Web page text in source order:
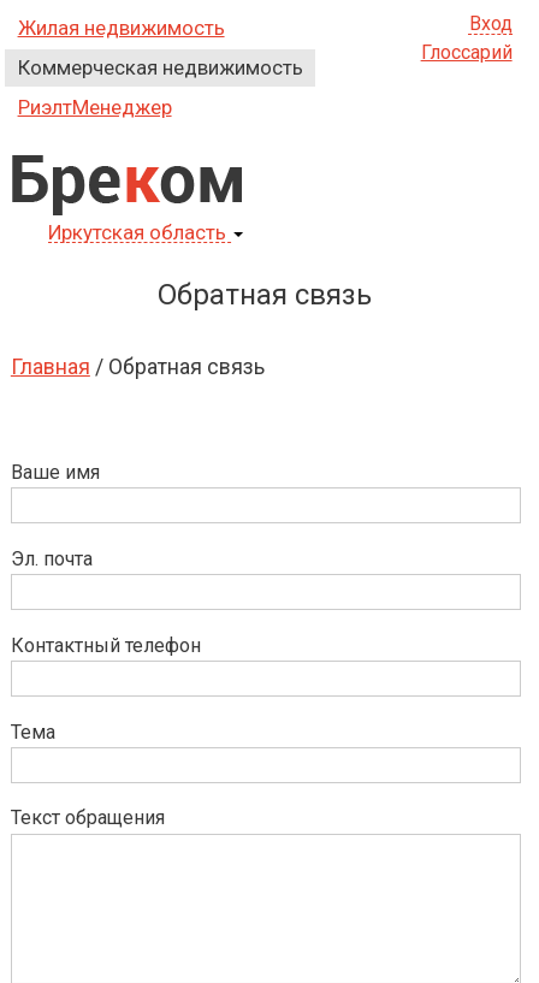
Жилая недвижимость
Коммерческая недвижимость
РиэлтМенеджер
Вход
Глоссарий
Бреком
Иркутская область
Обратная связь
Главная / Обратная связь
Ваше имя
Эл. почта
Контактный телефон
Тема
Текст обращения